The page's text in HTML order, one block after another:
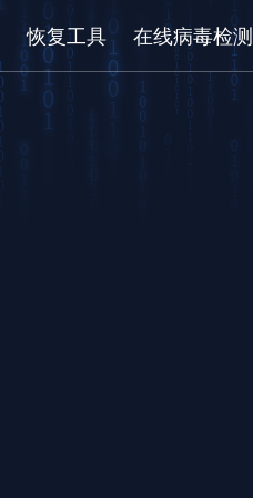
恢复工具 在线病毒检测